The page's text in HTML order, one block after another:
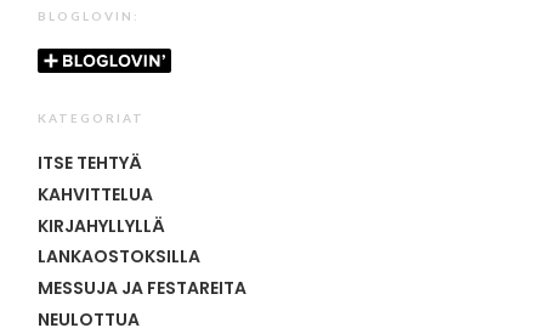
BLOGLOVIN:
KATEGORIAT
ITSE TEHTYÄ
KAHVITTELUA
KIRJAHYLLYLLÄ
LANKAOSTOKSILLA
MESSUJA JA FESTAREITA
NEULOTTUA